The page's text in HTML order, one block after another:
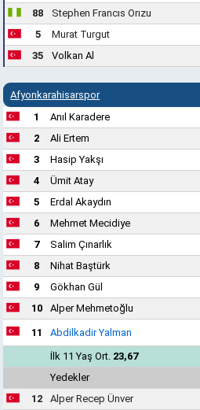
88
Stephen Francıs Orızu
5
Murat Turgut
35
Volkan Al
Afyonkarahisarspor
1
Anıl Karadere
2
Ali Ertem
3
Hasip Yakşı
4
Ümit Atay
5
Erdal Akaydın
6
Mehmet Mecidiye
7
Salim Çınarlık
8
Nihat Baştürk
9
Gökhan Gül
10
Alper Mehmetoğlu
11
Abdilkadir Yalman
İlk 11 Yaş Ort. 23,67
Yedekler
12
Alper Recep Ünver